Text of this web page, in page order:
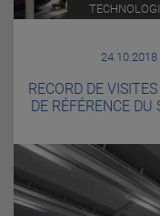
24.10.2018
RECORD DE
DE RÉFÉRENCE